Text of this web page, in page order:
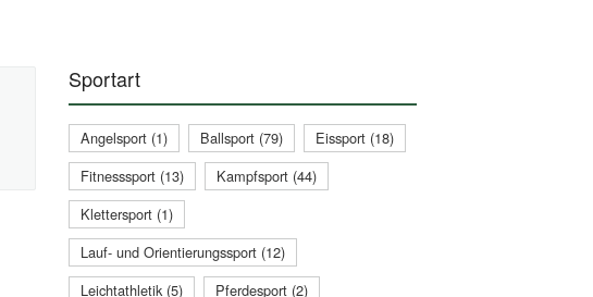
Sportart
Angelsport (1) Ballsport (79)
Eissport (18)
Fitnesssport (13)
Kampfsport (44)
Klettersport (1)
Lauf- und Orientierungssport (12)
Leichtathletik (5)
Pferdesport (2)